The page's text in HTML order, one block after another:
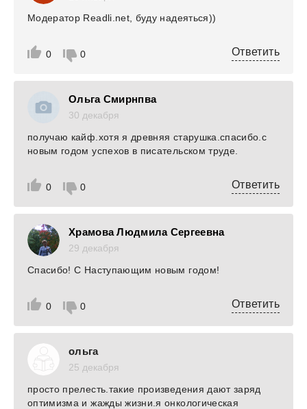
0 0
Модератор Readli.net, буду надеяться))
Ответить
Ольга Смирнпва
30 декабря
0 0
получаю кайф.хотя я древняя старушка.спасибо.с
новым годом успехов в писательском труде.
Ответить
Храмова Людмила Сергеевна
29 декабря
0 0
Спасибо! С Наступающим новым годом!
Ответить
ольга
25 декабря
просто прелесть.такие произведения дают заряд
оптимизма и жажды жизни.я онкологическая